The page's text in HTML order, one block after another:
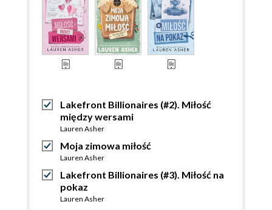
Lakefront Billionaires (#2). Miłość
między wersami
Lauren Asher
Moja zimowa miłość
Lauren Asher
Lakefront Billionaires (#3). Miłość na
pokaz
Lauren Asher